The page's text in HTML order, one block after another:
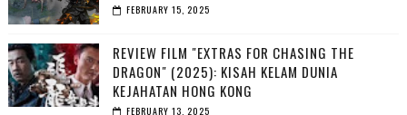
FEBRUARY 15, 2025
REVIEW FILM "EXTRAS FOR CHASING THE
DRAGON" (2025): KISAH KELAM DUNIA
KEJAHATAN HONG KONG
FEBRUARY 13, 2025